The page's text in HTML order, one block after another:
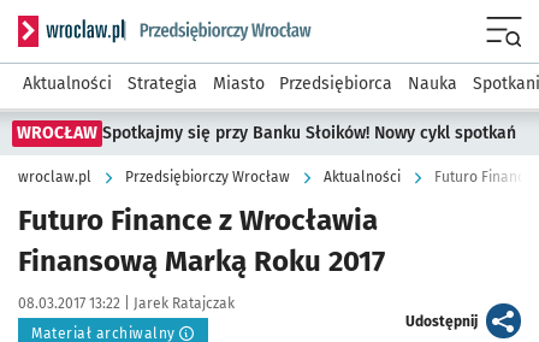
Serwis informacyjny wroclaw.pl podserwis: Strategia
Aktualności Strategia Miasto Przedsiębiorca Nauka
WROCŁAW Spotkajmy się przy Banku Słoików! Nowy cykl spotkań
wroclaw.pl Przedsiębiorczy Wrocław Aktualności Futuro Finance
Futuro Finance z Wrocławia
Finansową Marką Roku 2017
Data publikacji:
08.03.2017 13:22 | Autor:
Jarek Ratajczak
Materiał archiwalny
Udostępnijartykuł